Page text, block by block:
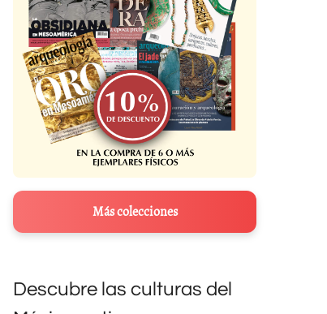
Más colecciones
Descubre las culturas del